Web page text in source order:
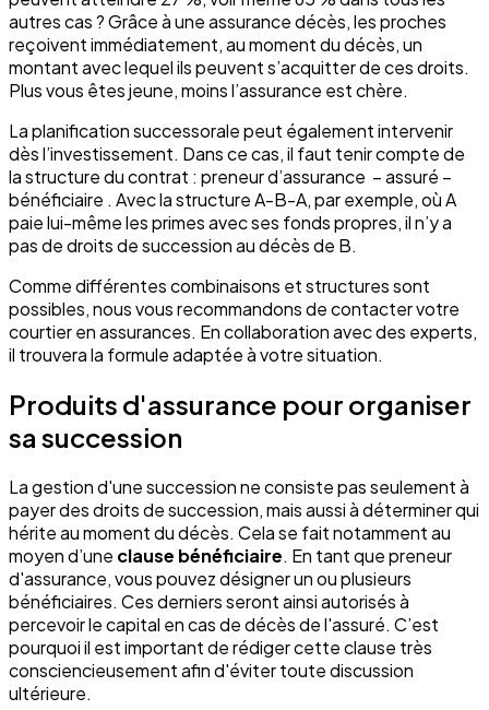
autres cas ? Grâce à une assurance décès, les proches
reçoivent immédiatement, au moment du décès, un
montant avec lequel ils peuvent s’acquitter de ces droits.
Plus vous êtes jeune, moins l’assurance est chère.
La planification successorale peut également intervenir
dès l’investissement. Dans ce cas, il faut tenir compte de
la structure du contrat : preneur d’assurance – assuré –
bénéficiaire . Avec la structure A-B-A, par exemple, où A
paie lui-même les primes avec ses fonds propres, il n’y a
pas de droits de succession au décès de B.
Comme différentes combinaisons et structures sont
possibles, nous vous recommandons de contacter votre
courtier en assurances. En collaboration avec des experts,
il trouvera la formule adaptée à votre situation.
Produits d'assurance pour organiser
sa succession
La gestion d'une succession ne consiste pas seulement à
payer des droits de succession, mais aussi à déterminer qui
hérite au moment du décès. Cela se fait notamment au
moyen d’une clause bénéficiaire. En tant que preneur
d'assurance, vous pouvez désigner un ou plusieurs
bénéficiaires. Ces derniers seront ainsi autorisés à
percevoir le capital en cas de décès de l'assuré. C’est
pourquoi il est important de rédiger cette clause très
consciencieusement afin d'éviter toute discussion
ultérieure.